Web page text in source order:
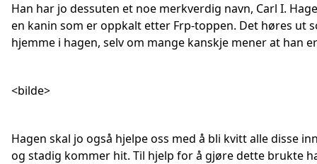
Han har jo dessuten et noe merkverdig navn, Carl I.
en kanin som er oppkalt etter Frp-toppen. Det høres ut
hjemme i hagen, selv om mange kanskje mener at han
<bilde>
Hagen skal jo også hjelpe oss med å bli kvitt alle disse
og stadig kommer hit. Til hjelp for å gjøre dette brukte